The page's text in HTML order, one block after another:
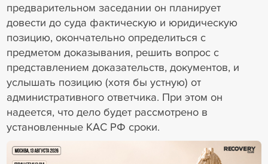
предварительном заседании он планирует
довести до суда фактическую и юридическую
позицию, окончательно определиться с
предметом доказывания, решить вопрос с
представлением доказательств, документов, и
услышать позицию (хотя бы устную) от
административного ответчика. При этом он
надеется, что дело будет рассмотрено в
установленные КАС РФ сроки.